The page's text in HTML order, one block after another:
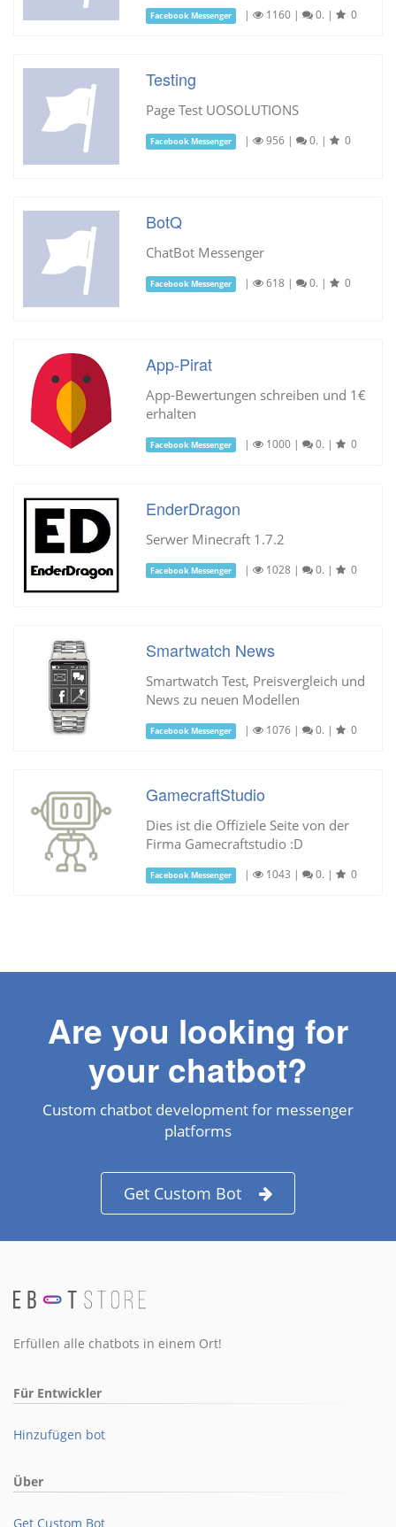
Facebook Messenger | 1160 | 0. | 0
Testing
Page Test UOSOLUTIONS
Facebook Messenger | 956 | 0. | 0
BotQ
ChatBot Messenger
Facebook Messenger | 618 | 0. | 0
App-Pirat
App-Bewertungen schreiben und 1€
erhalten
Facebook Messenger | 1000 | 0. | 0
EnderDragon
Serwer Minecraft 1.7.2
Facebook Messenger | 1028 | 0. | 0
Smartwatch News
Smartwatch Test, Preisvergleich und
News zu neuen Modellen
Facebook Messenger | 1076 | 0. | 0
GamecraftStudio
Dies ist die Offiziele Seite von der
Firma Gamecraftstudio :D
Facebook Messenger | 1043 | 0. | 0
Are you looking for
your chatbot?
Custom chatbot development for messenger
platforms
Get Custom Bot
Erfüllen alle chatbots in einem Ort!
Für Entwickler
Hinzufügen bot
Über
Get Custom Bot